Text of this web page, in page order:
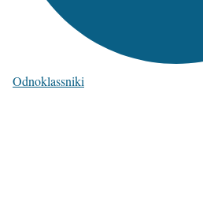
Odnoklassniki